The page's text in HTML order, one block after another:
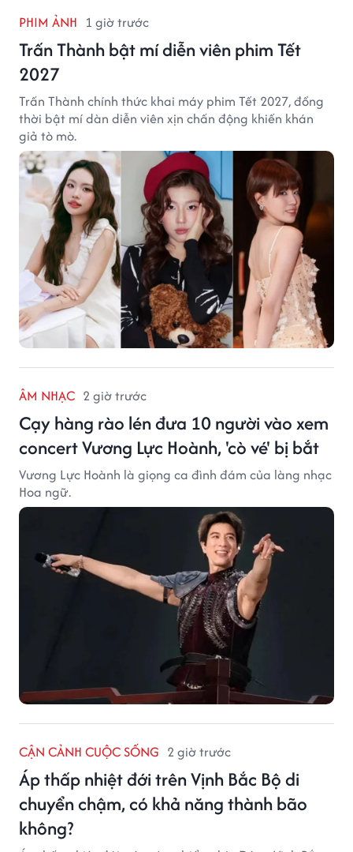
PHIM ẢNH 1 giờ trước
Trấn Thành bật mí diễn viên phim Tết
2027
Trấn Thành chính thức khai máy phim Tết 2027, đồng
thời bật mí dàn diễn viên xịn chấn động khiến khán
giả tò mò.
ÂM NHẠC 2 giờ trước
Cạy hàng rào lén đưa 10 người vào xem
concert Vương Lực Hoành, 'cò vé' bị bắt
Vương Lực Hoành là giọng ca đình đám của làng nhạc
Hoa ngữ.
CẬN CẢNH CUỘC SỐNG 2 giờ trước
Áp thấp nhiệt đới trên Vịnh Bắc Bộ di
chuyển chậm, có khả năng thành bão
không?